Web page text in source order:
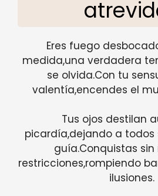
Eres fuego
medida,una verdadera
se olvida.Con tu
valentía,encendes el
Tus ojos destilan
picardía,dejando a todos
guía.Conquistas sin
restricciones,rompiendo
ilusiones.